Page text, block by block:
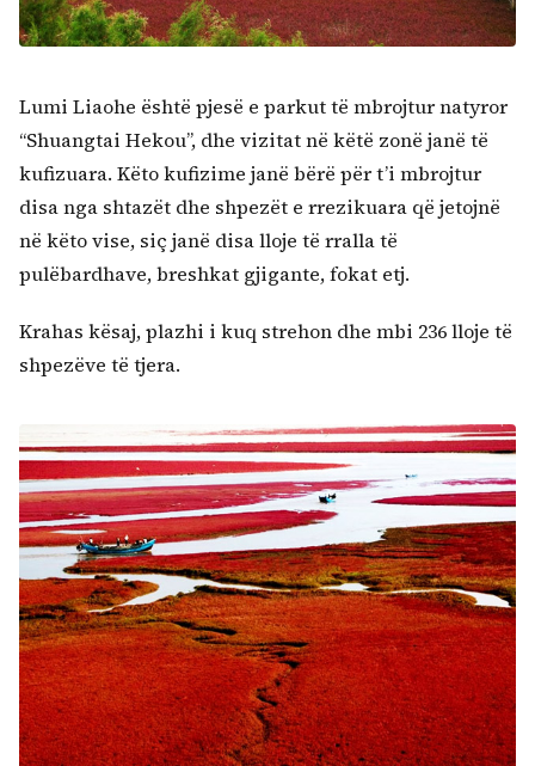
Lumi Liaohe është pjesë e parkut të mbrojtur natyror
“Shuangtai Hekou”, dhe vizitat në këtë zonë janë të
kufizuara. Këto kufizime janë bërë për t’i mbrojtur
disa nga shtazët dhe shpezët e rrezikuara që jetojnë
në këto vise, siç janë disa lloje të rralla të
pulëbardhave, breshkat gjigante, fokat etj.
Krahas kësaj, plazhi i kuq strehon dhe mbi 236 lloje të
shpezëve të tjera.